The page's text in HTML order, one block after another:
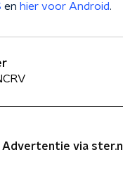
en hier voor Android.
Advertentie via ster.nl